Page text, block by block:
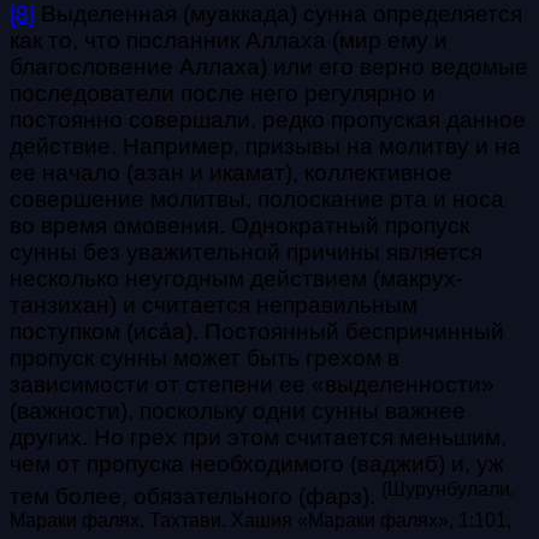
[8] Выделенная (муаккада) сунна определяется
как то, что посланник Аллаха (мир ему и
благословение Аллаха) или его верно ведомые
последователи после него регулярно и
постоянно совершали, редко пропуская данное
действие. Например, призывы на молитву и на
ее начало (азан и икамат), коллективное
совершение молитвы, полоскание рта и носа
во время омовения. Однократный пропуск
сунны без уважительной причины является
несколько неугодным действием (макрух-
танзихан) и считается неправильным
поступком (иса́а). Постоянный беспричинный
пропуск сунны может быть грехом в
зависимости от степени ее «выделенности»
(важности), поскольку одни сунны важнее
других. Но грех при этом считается меньшим,
чем от пропуска необходимого (ваджиб) и, уж
тем более, обязательного (фарз). (Шурунбулали.
Мараки фалях, Тахтави. Хашия «Мараки фалях», 1:101,